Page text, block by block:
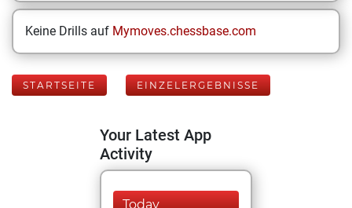
Keine Drills auf Mymoves.chessbase.com
STARTSEITE EINZELERGEBNISSE
Your Latest App
Activity
Today